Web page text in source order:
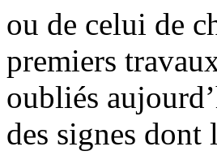
ou de celui de
premiers
oubliés
des signes